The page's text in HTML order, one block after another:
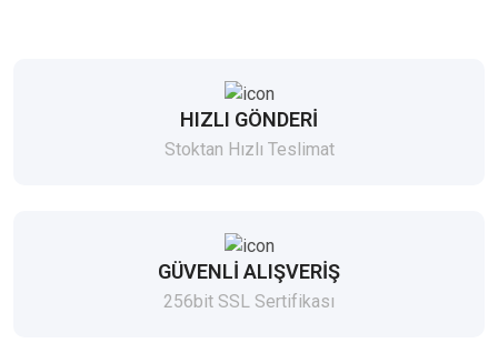
HIZLI GÖNDERİ
Stoktan Hızlı Teslimat
GÜVENLİ ALIŞVERİŞ
256bit SSL Sertifikası